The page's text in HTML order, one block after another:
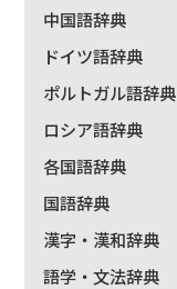
中国語辞典
ドイツ語辞典
ポルトガル語辞典
ロシア語辞典
各国語辞典
国語辞典
漢字・漢和辞典
語学・文法辞典